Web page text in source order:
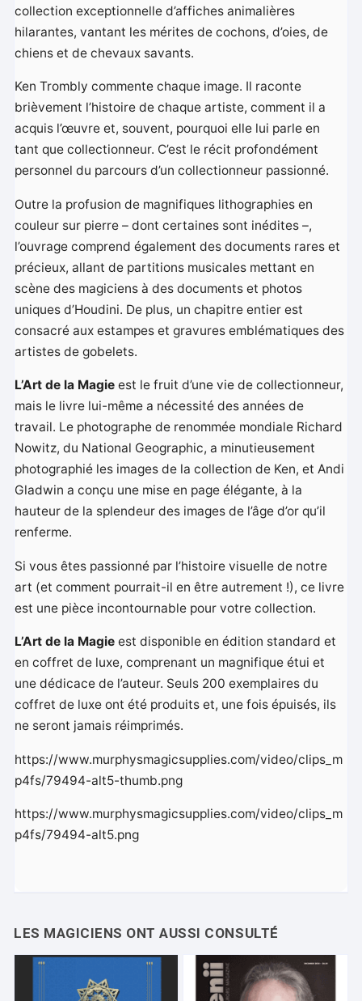
collection exceptionnelle d’affiches animalières
hilarantes, vantant les mérites de cochons, d’oies, de
chiens et de chevaux savants.
Ken Trombly commente chaque image. Il raconte
brièvement l’histoire de chaque artiste, comment il a
acquis l’œuvre et, souvent, pourquoi elle lui parle en
tant que collectionneur. C’est le récit profondément
personnel du parcours d’un collectionneur passionné.
Outre la profusion de magnifiques lithographies en
couleur sur pierre – dont certaines sont inédites –,
l’ouvrage comprend également des documents rares et
précieux, allant de partitions musicales mettant en
scène des magiciens à des documents et photos
uniques d’Houdini. De plus, un chapitre entier est
consacré aux estampes et gravures emblématiques des
artistes de gobelets.
L’Art de la Magie est le fruit d’une vie de collectionneur,
mais le livre lui-même a nécessité des années de
travail. Le photographe de renommée mondiale Richard
Nowitz, du National Geographic, a minutieusement
photographié les images de la collection de Ken, et Andi
Gladwin a conçu une mise en page élégante, à la
hauteur de la splendeur des images de l’âge d’or qu’il
renferme.
Si vous êtes passionné par l’histoire visuelle de notre
art (et comment pourrait-il en être autrement !), ce livre
est une pièce incontournable pour votre collection.
L’Art de la Magie est disponible en édition standard et
en coffret de luxe, comprenant un magnifique étui et
une dédicace de l’auteur. Seuls 200 exemplaires du
coffret de luxe ont été produits et, une fois épuisés, ils
ne seront jamais réimprimés.
https://www.murphysmagicsupplies.com/video/clips_m
p4fs/79494-alt5-thumb.png
https://www.murphysmagicsupplies.com/video/clips_m
p4fs/79494-alt5.png